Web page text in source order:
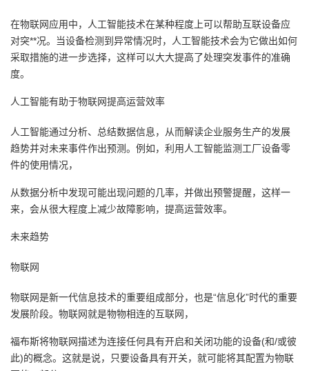
藏
在物联网应用中，人工智能技术在某种程度上可以帮助互联设备应
对突**况。当设备检测到异常情况时，人工智能技术会为它做出如何
采取措施的进一步选择，这样可以大大提高了处理突发事件的准确
度。
人工智能有助于物联网提高运营效率
人工智能通过分析、总结数据信息，从而解读企业服务生产的发展
趋势并对未来事件作出预测。例如，利用人工智能监测工厂设备零
件的使用情况，
从数据分析中发现可能出现问题的几率，并做出预警提醒，这样一
来，会从很大程度上减少故障影响，提高运营效率。
未来趋势
物联网
物联网是新一代信息技术的重要组成部分，也是“信息化”时代的重要
发展阶段。物联网就是物物相连的互联网，
福布斯将物联网描述为连接任何具有开启和关闭功能的设备(和/或彼
此)的概念。这就是说，只要设备具有开关，就可能将其配置为物联